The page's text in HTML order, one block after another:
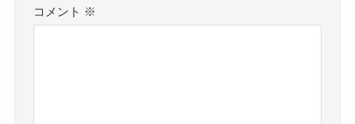
コメント ※